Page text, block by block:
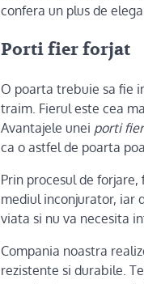
confera un plus de
Porti fier forjat
O poarta trebuie sa fie
traim. Fierul este cea
Avantajele unei porti
ca o astfel de poarta
Prin procesul de
mediul inconjurator, iar
viata si nu va necesita
Compania noastra
rezistente si durabile.